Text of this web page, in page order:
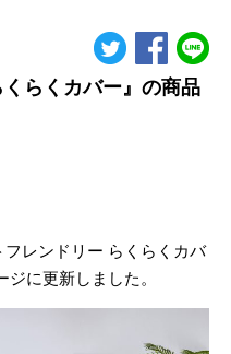
らくカバー』の商品
レンドリー らくらくカバ
に更新しました。